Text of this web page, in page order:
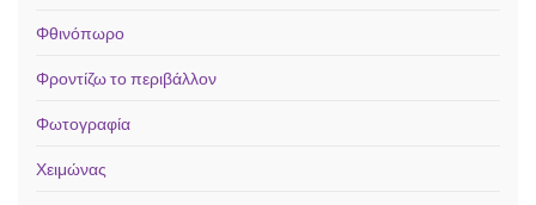
Φθινόπωρο
Φροντίζω το περιβάλλον
Φωτογραφία
Χειμώνας